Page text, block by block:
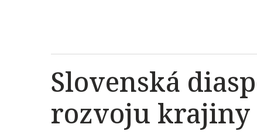
Slovenská
rozvoju krajiny